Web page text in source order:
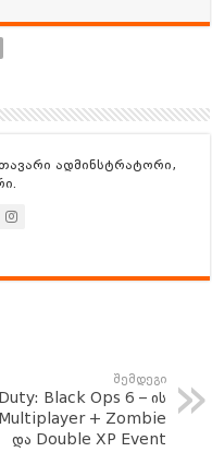
ადმინსტრატორი,
შემდეგი
Black Ops 6 – ის
Multiplayer + Zombie
და Double XP Event